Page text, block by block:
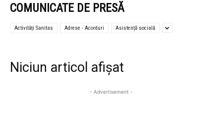
COMUNICATE DE PRESĂ
Activități Sanitas Adrese - Acorduri Asistență socială
Niciun articol afișat
- Advertisement -